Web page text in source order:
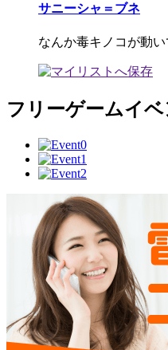
サニーシャ＝ブネ
なんか毒キノコが動い
フリーゲームイベ